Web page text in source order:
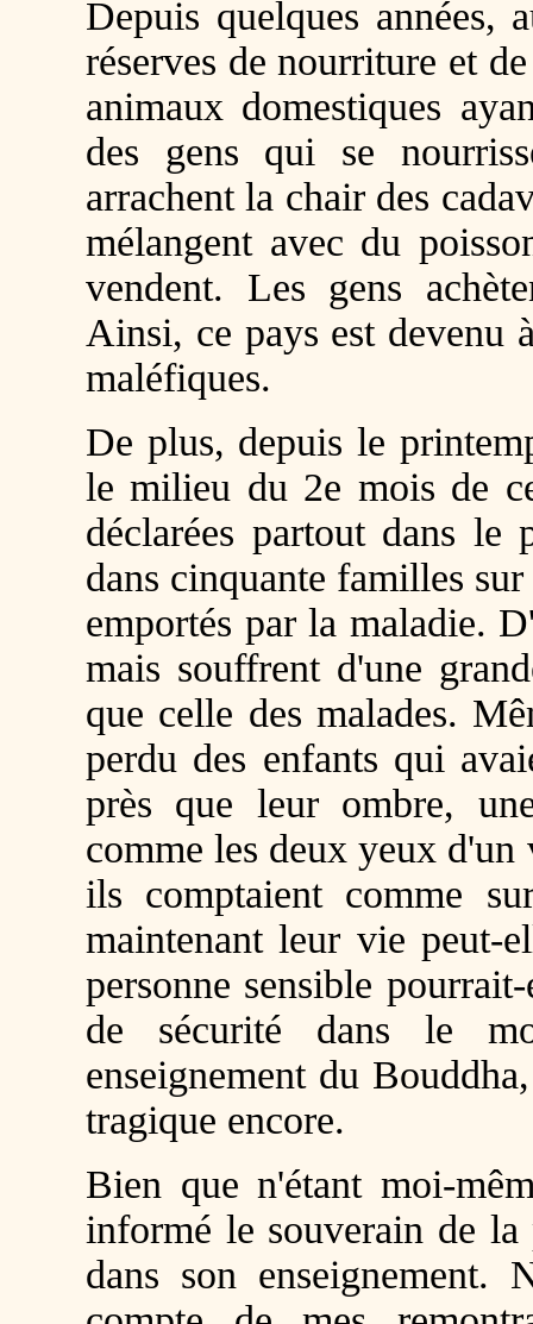
Depuis quelques années,
réserves de nourriture et
animaux domestiques
des gens qui se
arrachent la chair des
mélangent avec du
vendent. Les gens
Ainsi, ce pays est devenu
maléfiques.
De plus, depuis le
le milieu du 2e mois de
déclarées partout dans
dans cinquante familles
emportés par la maladie.
mais souffrent d'une
que celle des malades.
perdu des enfants qui
près que leur ombre,
comme les deux yeux d'un
ils comptaient comme
maintenant leur vie peut-
personne sensible
de sécurité dans le
enseignement du
tragique encore.
Bien que n'étant moi-
informé le souverain de
dans son enseignement.